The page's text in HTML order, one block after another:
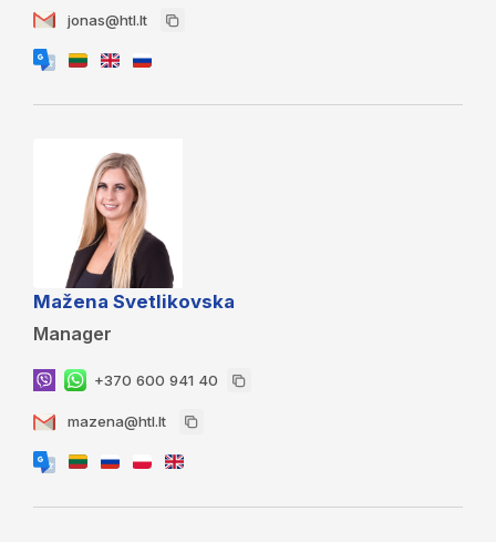
jonas@htl.lt
Mažena Svetlikovska
Manager
+370 600 941 40
mazena@htl.lt